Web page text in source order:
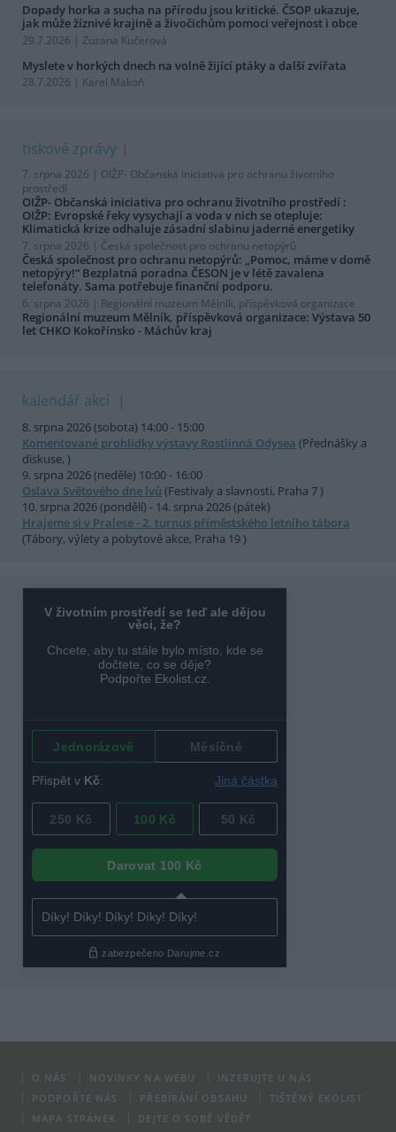
Dopady horka a sucha na přírodu jsou kritické. ČSOP ukazuje,
jak může žíznivé krajině a živočichům pomoci veřejnost i obce
29.7.2026 | Zuzana Kučerová
Myslete v horkých dnech na volně žijící ptáky a další zvířata
28.7.2026 | Karel Makoň
tiskové zprávy
7. srpna 2026 | OIŽP- Občanská iniciativa pro ochranu životního
prostředí
OIŽP- Občanská iniciativa pro ochranu životního prostředí :
OIŽP: Evropské řeky vysychají a voda v nich se otepluje:
Klimatická krize odhaluje zásadní slabinu jaderné energetiky
7. srpna 2026 | Česká společnost pro ochranu netopýrů
Česká společnost pro ochranu netopýrů: „Pomoc, máme v domě
netopýry!“ Bezplatná poradna ČESON je v létě zavalena
telefonáty. Sama potřebuje finanční podporu.
6. srpna 2026 | Regionální muzeum Mělník, příspěvková organizace
Regionální muzeum Mělník, příspěvková organizace: Výstava 50
let CHKO Kokořínsko - Máchův kraj
kalendář akcí
8. srpna 2026 (sobota) 14:00 - 15:00
Komentované prohlídky výstavy Rostlinná Odysea (Přednášky a
diskuse, )
9. srpna 2026 (neděle) 10:00 - 16:00
Oslava Světového dne lvů (Festivaly a slavnosti, Praha 7 )
10. srpna 2026 (pondělí) - 14. srpna 2026 (pátek)
Hrajeme si v Pralese - 2. turnus příměstského letního tábora
(Tábory, výlety a pobytové akce, Praha 19 )
O NÁS NOVINKY NA WEBU
INZERUJTE U NÁS
PODPOŘTE NÁS
PŘEBÍRÁNÍ OBSAHU
TIŠTĚNÝ EKOLIST
MAPA STRÁNEK
DEJTE O SOBĚ VĚDĚT